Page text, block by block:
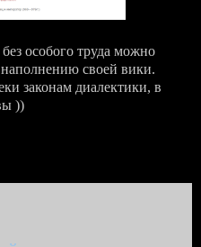
особого труда можно
своей вики.
законам диалектики, в
))